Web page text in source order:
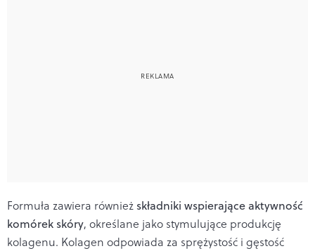
Formuła zawiera również składniki wspierające aktywność
komórek skóry, określane jako stymulujące produkcję
kolagenu. Kolagen odpowiada za sprężystość i gęstość